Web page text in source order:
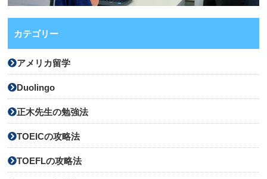
カテゴリー
アメリカ留学
Duolingo
正木先生の勉強法
TOEICの攻略法
TOEFLの攻略法